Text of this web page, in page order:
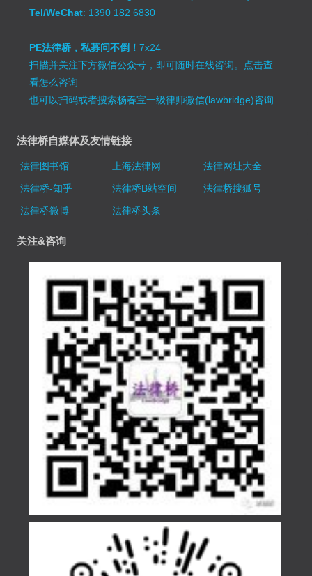
Tel/WeChat: 1390 182 6830
PE法律桥，私募问不倒！7x24
扫描并关注下方微信公众号，即可随时在线咨询。 点击查
看怎么咨询
也可以扫码或者搜索杨春宝一级律师微信(lawbridge)咨询
法律桥自媒体及友情链接
法律图书馆 上海法律网
法律网址大全
法律桥-知乎
法律桥B站空间
法律桥搜狐号
法律桥微博
法律桥头条
关注&咨询